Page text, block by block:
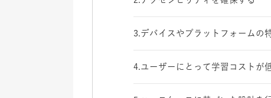
3.デバイスやプラットフォームの
4.ユーザーにとって学習コストが